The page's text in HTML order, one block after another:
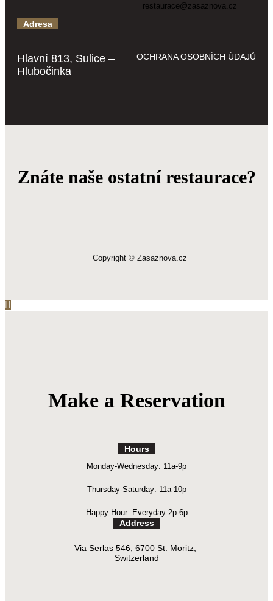
Adresa
Hlavní 813, Sulice –
Hlubočinka
restaurace@zasaznova.cz
OCHRANA OSOBNÍCH ÚDAJŮ
Znáte naše ostatní restaurace?
Copyright © Zasaznova.cz
Make a Reservation
Hours
Monday-Wednesday: 11a-9p
Thursday-Saturday: 11a-10p
Happy Hour: Everyday 2p-6p
Address
Via Serlas 546, 6700 St. Moritz,
Switzerland